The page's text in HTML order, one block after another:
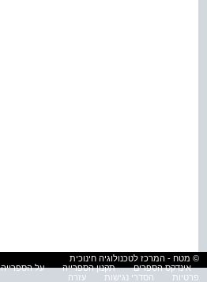
© מטח - המרכז לטכנולוגיה חינוכית
אינדקס הספרים
תקנון הספרייה על הספרייה
פרטיות
הסדרי נגישות עזרה